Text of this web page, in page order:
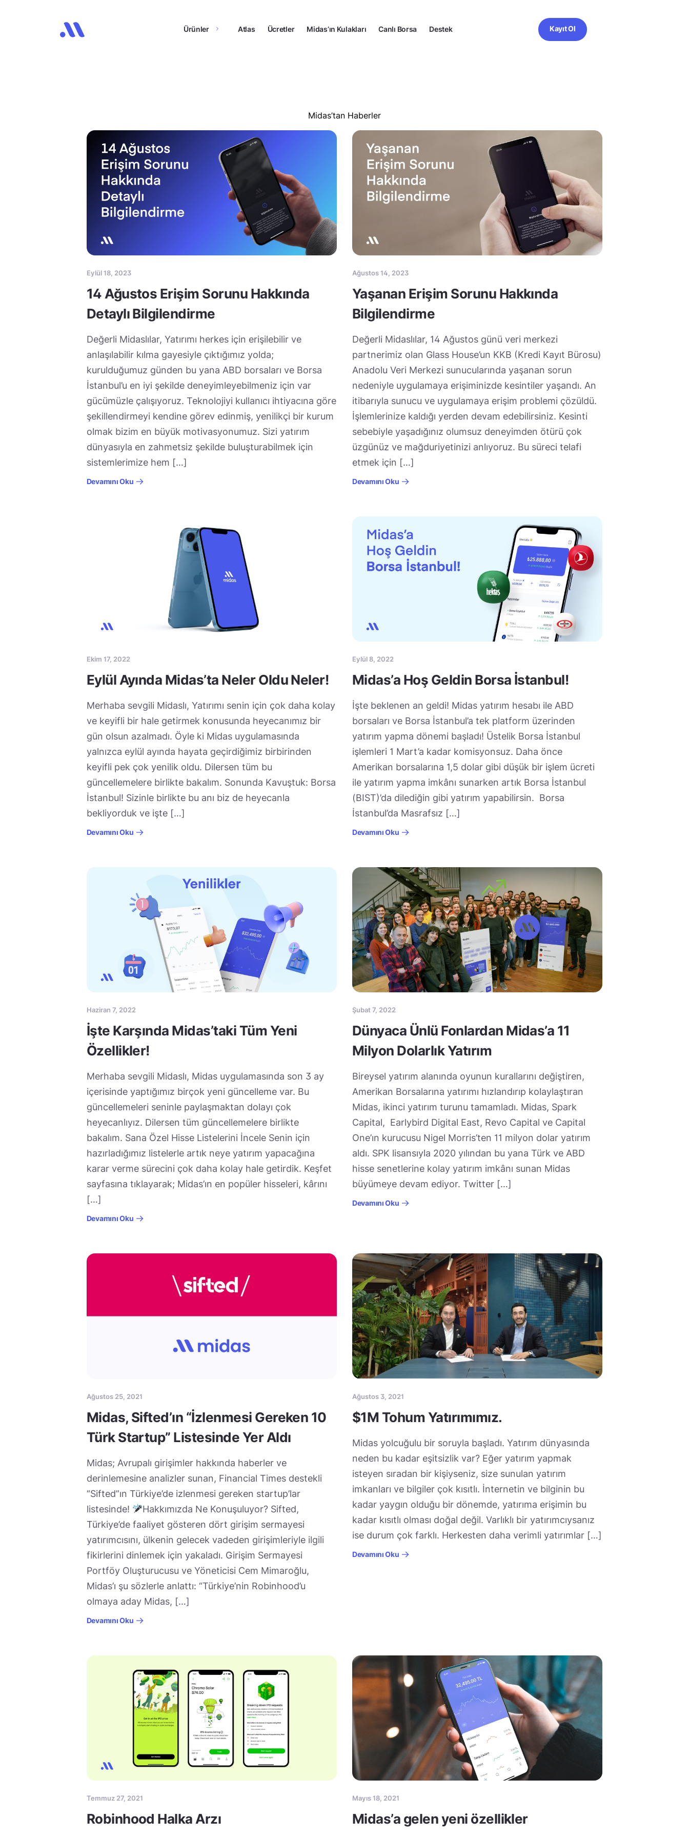
Ürünler Atlas Ücretler Midas’ın Kulakları Canlı Borsa Destek Kayıt Ol
Midas’tan Haberler
Eylül 18, 2023
14 Ağustos Erişim Sorunu Hakkında
Detaylı Bilgilendirme
Değerli Midaslılar, Yatırımı herkes için erişilebilir ve
anlaşılabilir kılma gayesiyle çıktığımız yolda;
kurulduğumuz günden bu yana ABD borsaları ve Borsa
İstanbul’u en iyi şekilde deneyimleyebilmeniz için var
gücümüzle çalışıyoruz. Teknolojiyi kullanıcı ihtiyacına göre
şekillendirmeyi kendine görev edinmiş, yenilikçi bir kurum
olmak bizim en büyük motivasyonumuz. Sizi yatırım
dünyasıyla en zahmetsiz şekilde buluşturabilmek için
sistemlerimize hem […]
Devamını Oku
Ağustos 14, 2023
Yaşanan Erişim Sorunu Hakkında
Bilgilendirme
Değerli Midaslılar, 14 Ağustos günü veri merkezi
partnerimiz olan Glass House’un KKB (Kredi Kayıt Bürosu)
Anadolu Veri Merkezi sunucularında yaşanan sorun
nedeniyle uygulamaya erişiminizde kesintiler yaşandı. An
itibarıyla sunucu ve uygulamaya erişim problemi çözüldü.
İşlemlerinize kaldığı yerden devam edebilirsiniz. Kesinti
sebebiyle yaşadığınız olumsuz deneyimden ötürü çok
üzgünüz ve mağduriyetinizi anlıyoruz. Bu süreci telafi
etmek için […]
Devamını Oku
Ekim 17, 2022
Eylül Ayında Midas’ta Neler Oldu Neler!
Merhaba sevgili Midaslı, Yatırımı senin için çok daha kolay
ve keyifli bir hale getirmek konusunda heyecanımız bir
gün olsun azalmadı. Öyle ki Midas uygulamasında
yalnızca eylül ayında hayata geçirdiğimiz birbirinden
keyifli pek çok yenilik oldu. Dilersen tüm bu
güncellemelere birlikte bakalım. Sonunda Kavuştuk: Borsa
İstanbul! Sizinle birlikte bu anı biz de heyecanla
bekliyorduk ve işte […]
Devamını Oku
Eylül 8, 2022
Midas’a Hoş Geldin Borsa İstanbul!
İşte beklenen an geldi! Midas yatırım hesabı ile ABD
borsaları ve Borsa İstanbul’a tek platform üzerinden
yatırım yapma dönemi başladı! Üstelik Borsa İstanbul
işlemleri 1 Mart’a kadar komisyonsuz. Daha önce
Amerikan borsalarına 1,5 dolar gibi düşük bir işlem ücreti
ile yatırım yapma imkânı sunarken artık Borsa İstanbul
(BIST)’da dilediğin gibi yatırım yapabilirsin. Borsa
İstanbul’da Masrafsız […]
Devamını Oku
Haziran 7, 2022
İşte Karşında Midas’taki Tüm Yeni
Özellikler!
Merhaba sevgili Midaslı, Midas uygulamasında son 3 ay
içerisinde yaptığımız birçok yeni güncelleme var. Bu
güncellemeleri seninle paylaşmaktan dolayı çok
heyecanlıyız. Dilersen tüm güncellemelere birlikte
bakalım. Sana Özel Hisse Listelerini İncele Senin için
hazırladığımız listelerle artık neye yatırım yapacağına
karar verme sürecini çok daha kolay hale getirdik. Keşfet
sayfasına tıklayarak; Midas’ın en popüler hisseleri, kârını
[…]
Devamını Oku
Şubat 7, 2022
Dünyaca Ünlü Fonlardan Midas’a 11
Milyon Dolarlık Yatırım
Bireysel yatırım alanında oyunun kurallarını değiştiren,
Amerikan Borsalarına yatırımı hızlandırıp kolaylaştıran
Midas, ikinci yatırım turunu tamamladı. Midas, Spark
Capital, Earlybird Digital East, Revo Capital ve Capital
One’ın kurucusu Nigel Morris’ten 11 milyon dolar yatırım
aldı. SPK lisansıyla 2020 yılından bu yana Türk ve ABD
hisse senetlerine kolay yatırım imkânı sunan Midas
büyümeye devam ediyor. Twitter […]
Devamını Oku
Ağustos 25, 2021
Midas, Sifted’ın “İzlenmesi Gereken 10
Türk Startup” Listesinde Yer Aldı
Midas; Avrupalı girişimler hakkında haberler ve
derinlemesine analizler sunan, Financial Times destekli
“Sifted”ın Türkiye’de izlenmesi gereken startup’lar
listesinde!
Hakkımızda Ne Konuşuluyor? Sifted,
Türkiye’de faaliyet gösteren dört girişim sermayesi
yatırımcısını, ülkenin gelecek vadeden girişimleriyle ilgili
fikirlerini dinlemek için yakaladı. Girişim Sermayesi
Portföy Oluşturucusu ve Yöneticisi Cem Mimaroğlu,
Midas’ı şu sözlerle anlattı: “Türkiye’nin Robinhood’u
olmaya aday Midas, […]
Devamını Oku
Ağustos 3, 2021
$1M Tohum Yatırımımız.
Midas yolcuğulu bir soruyla başladı. Yatırım dünyasında
neden bu kadar eşitsizlik var? Eğer yatırım yapmak
isteyen sıradan bir kişiyseniz, size sunulan yatırım
imkanları ve bilgiler çok kısıtlı. İnternetin ve bilginin bu
kadar yaygın olduğu bir dönemde, yatırıma erişimin bu
kadar kısıtlı olması doğal değil. Varlıklı bir yatırımcıysanız
ise durum çok farklı. Herkesten daha verimli yatırımlar […]
Devamını Oku
Temmuz 27, 2021
Robinhood Halka Arzı​
Mayıs 18, 2021
Midas’a gelen yeni özellikler